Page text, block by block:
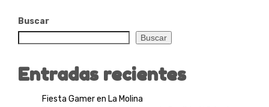
Buscar
Buscar
Entradas recientes
Fiesta Gamer en La Molina